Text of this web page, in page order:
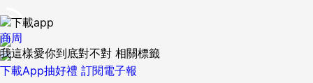
下載App抽好禮 訂閱電子報
商周
我這樣愛你到底對不對 相關標籤